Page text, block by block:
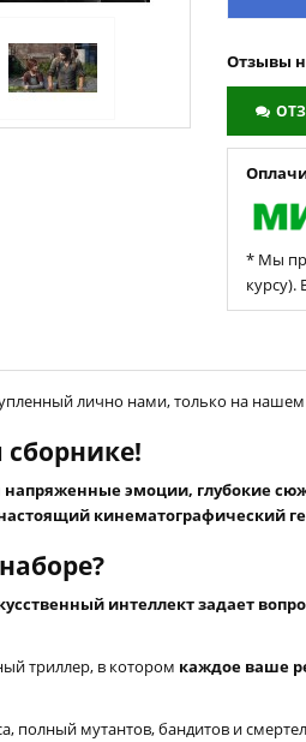
Отзывы
* Мы
курсу).
лично нами, только на
напряженные эмоции, глубокие
кинематографический
интеллект задает
триллер, в котором каждое ваше
полный мутантов, бандитов и